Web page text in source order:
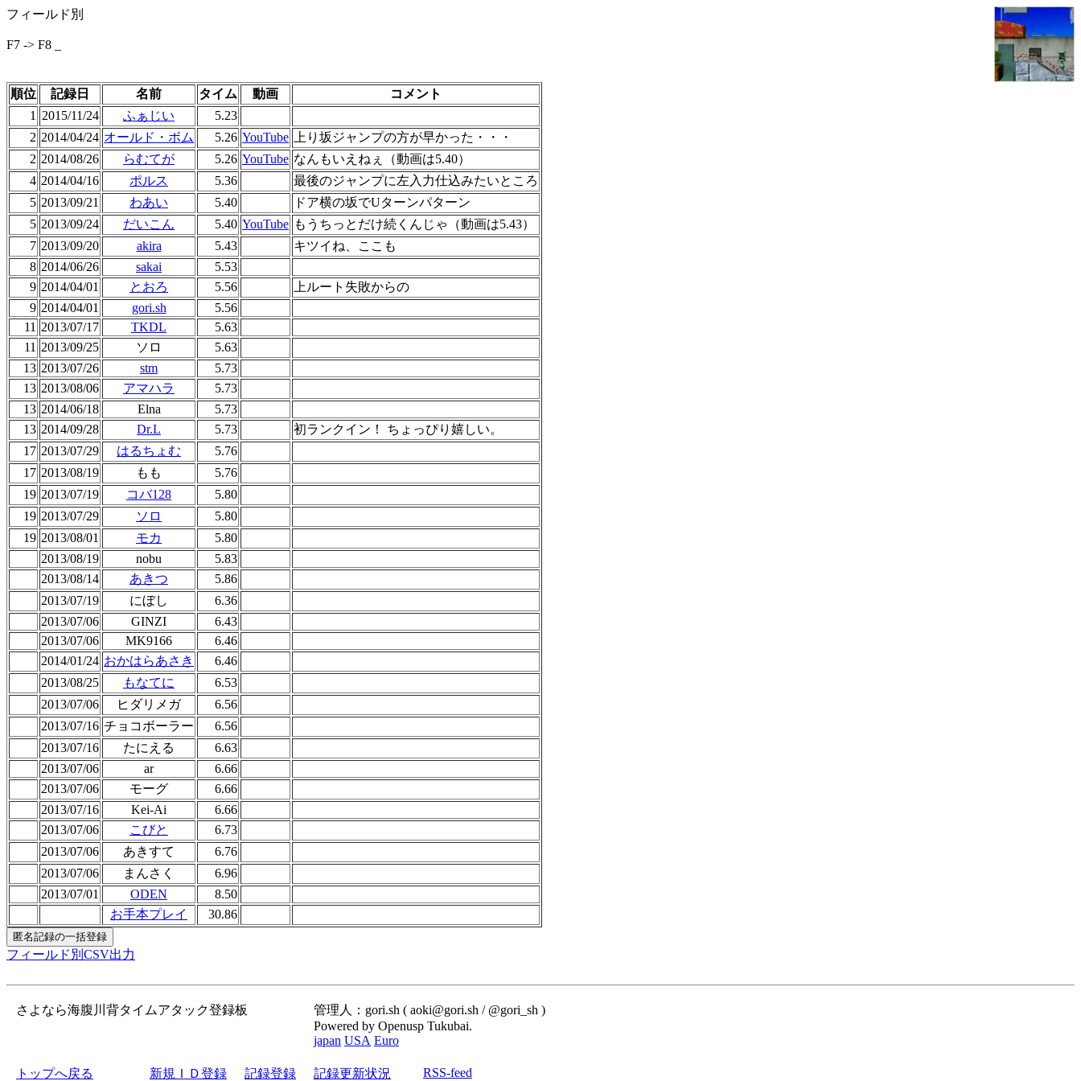
フィールド別
F7 -> F8 _
順位 記録日 名前 タイム 動画
コメント
1
2015/11/24 ふぁじい
5.23
2 2014/04/24 オールド・ボム 5.26 YouTube
上り坂ジャンプの方が早かった・・・
2 2014/08/26 らむてが 5.26 YouTube なんもいえねぇ（動画は5.40）
4 2014/04/16 ポルス 5.36
最後のジャンプに左入力仕込みたいところ
5 2013/09/21 わあい 5.40
ドア横の坂でUターンパターン
5 2013/09/24 だいこん 5.40 YouTube もうちっとだけ続くんじゃ（動画は5.43）
7 2013/09/20 akira 5.43
キツイね、ここも
8 2014/06/26 sakai
5.53
9 2014/04/01 とおろ 5.56
上ルート失敗からの
9 2014/04/01 gori.sh
5.56
11 2013/07/17 TKDL
5.63
11 2013/09/25 ソロ
5.63
13 2013/07/26 stm
5.73
13 2013/08/06 アマハラ
5.73
13 2014/06/18 Elna
5.73
13 2014/09/28 Dr.L 5.73
初ランクイン！ ちょっぴり嬉しい。
17 2013/07/29 はるちょむ
5.76
17 2013/08/19 もも
5.76
19 2013/07/19 コバ128
5.80
19 2013/07/29 ソロ
5.80
19 2013/08/01 モカ
5.80
2013/08/19
nobu
5.83
2013/08/14
あきつ
5.86
2013/07/19
にぼし
6.36
2013/07/06
GINZI
6.43
2013/07/06
MK9166
6.46
2014/01/24 おかはらあさき
6.46
2013/08/25
もなてに
6.53
2013/07/06
ヒダリメガ
6.56
2013/07/16 チョコボーラー
6.56
2013/07/16
たにえる
6.63
2013/07/06
ar
6.66
2013/07/06
モーグ
6.66
2013/07/16
Kei-Ai
6.66
2013/07/06
こびと
6.73
2013/07/06
あきすて
6.76
2013/07/06
まんさく
6.96
2013/07/01
ODEN
8.50
お手本プレイ
30.86
フィールド別CSV出力
さよなら海腹川背タイムアタック登録板
管理人：gori.sh ( aoki@gori.sh / @gori_sh )
Powered by Openusp Tukubai.
japan USA Euro
トップへ戻る 新規ＩＤ登録 記録登録 記録更新状況 RSS-feed